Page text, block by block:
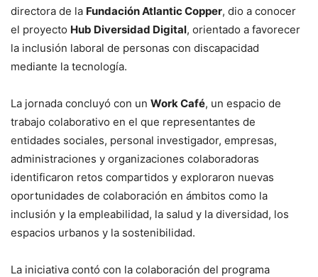
directora de la Fundación Atlantic Copper, dio a conocer
el proyecto Hub Diversidad Digital, orientado a favorecer
la inclusión laboral de personas con discapacidad
mediante la tecnología.
La jornada concluyó con un Work Café, un espacio de
trabajo colaborativo en el que representantes de
entidades sociales, personal investigador, empresas,
administraciones y organizaciones colaboradoras
identificaron retos compartidos y exploraron nuevas
oportunidades de colaboración en ámbitos como la
inclusión y la empleabilidad, la salud y la diversidad, los
espacios urbanos y la sostenibilidad.
La iniciativa contó con la colaboración del programa